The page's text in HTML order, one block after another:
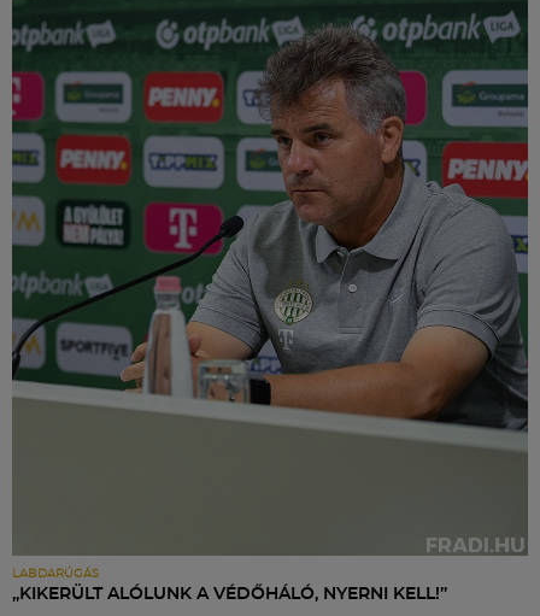
LABDARÚGÁS
„KIKERÜLT ALÓLUNK A VÉDŐHÁLÓ, NYERNI KELL!”